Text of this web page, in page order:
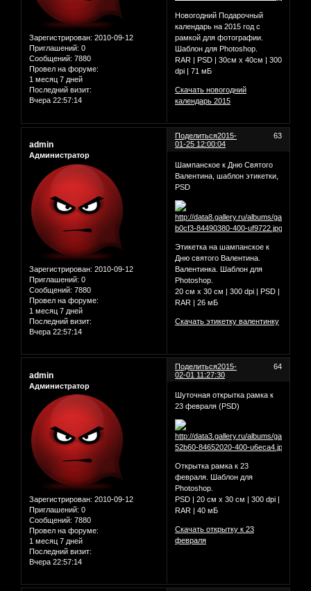
Зарегистрирован: 2010-09-12
Приглашений: 0
Сообщений: 7880
Провел на форуме:
1 месяц 7 дней
Последний визит:
Вчера 22:57:14
Новогодний Подарочный
календарь на 2015 год с
рамкой для фотографии.
Шаблон для Photoshop.
RAR | PSD | 30см х 40см | 300
dpi | 71 мБ
Скачать новогодний
календарь 2015
Поделиться 63
2015-
01-25 12:00:04
admin
Администратор
Зарегистрирован: 2010-09-12
Приглашений: 0
Сообщений: 7880
Провел на форуме:
1 месяц 7 дней
Последний визит:
Вчера 22:57:14
Шампанское к Дню Святого
Валентина, шаблон этикетки,
PSD
Этикетка на шампанское к
Дню святого Валентина.
Валентинка. Шаблон для
Photoshop.
20 см х 30 см | 300 dpi | PSD |
RAR | 26 мБ
Скачать этикетку валентинку
Поделиться 64
2015-
02-01 11:27:30
admin
Администратор
Зарегистрирован: 2010-09-12
Приглашений: 0
Сообщений: 7880
Провел на форуме:
1 месяц 7 дней
Последний визит:
Вчера 22:57:14
Шуточная открытка рамка к
23 февраля (PSD)
Открытка рамка к 23
февраля. Шаблон для
Photoshop.
PSD | 20 см х 30 см | 300 dpi |
RAR | 40 мБ
Скачать открытку к 23
февраля